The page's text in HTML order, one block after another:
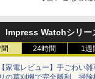
Impress Watchシリー
24時間 1週
家電レビュー】手ごわい雑
の草刈機で完全勝利 掃除